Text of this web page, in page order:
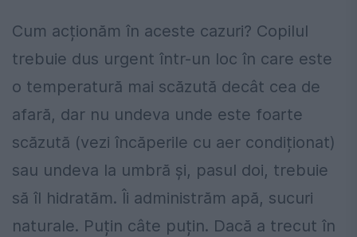
Cum acționăm în aceste cazuri? Copilul
trebuie dus urgent într-un loc în care este
o temperatură mai scăzută decât cea de
afară, dar nu undeva unde este foarte
scăzută (vezi încăperile cu aer condiționat)
sau undeva la umbră și, pasul doi, trebuie
să îl hidratăm. Îi administrăm apă, sucuri
naturale. Puțin câte puțin. Dacă a trecut în